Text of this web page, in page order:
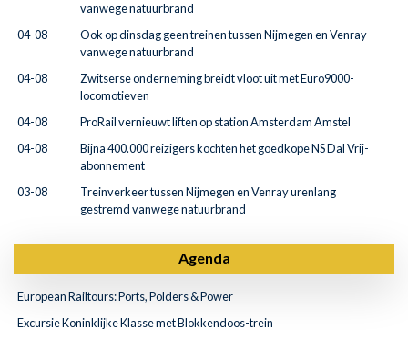
vanwege natuurbrand
04-08
Ook op dinsdag geen treinen tussen Nijmegen en Venray
vanwege natuurbrand
04-08
Zwitserse onderneming breidt vloot uit met Euro9000-
locomotieven
04-08
ProRail vernieuwt liften op station Amsterdam Amstel
04-08
Bijna 400.000 reizigers kochten het goedkope NS Dal Vrij-
abonnement
03-08
Treinverkeer tussen Nijmegen en Venray urenlang
gestremd vanwege natuurbrand
Agenda
European Railtours: Ports, Polders & Power
Excursie Koninklijke Klasse met Blokkendoos-trein